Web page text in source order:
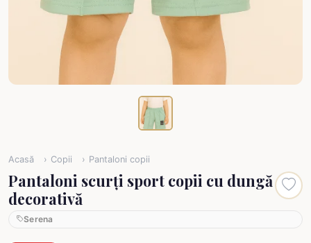
Acasă Copii Pantaloni copii
Pantaloni scurți sport copii cu dungă
decorativă
Serena